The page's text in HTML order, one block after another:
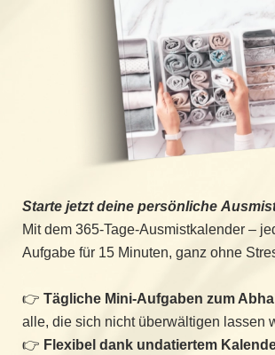
Starte jetzt deine persönliche
Mit dem 365-Tage-Ausmistkalender –
Aufgabe für 15 Minuten, ganz ohne
👉 Tägliche Mini-Aufgaben zum
alle, die sich nicht überwältigen lassen
👉 Flexibel dank undatiertem